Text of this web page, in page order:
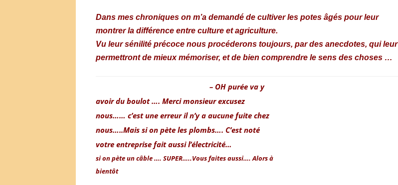
Dans mes chroniques on m’a demandé de cultiver les potes âgés pour leur
montrer la différence entre culture et agriculture.
Vu leur sénilité précoce nous procéderons toujours, par des anecdotes, qui leur
permettront de mieux mémoriser, et de bien comprendre le sens des choses …
– OH purée va y
avoir du boulot …. Merci monsieur excusez
nous…… c’est une erreur il n’y a aucune fuite chez
nous…..Mais si on pète les plombs…. C’est noté
votre entreprise fait aussi l’électricité…
si on pète un câble …. SUPER…..Vous faites aussi…. Alors à
bientôt